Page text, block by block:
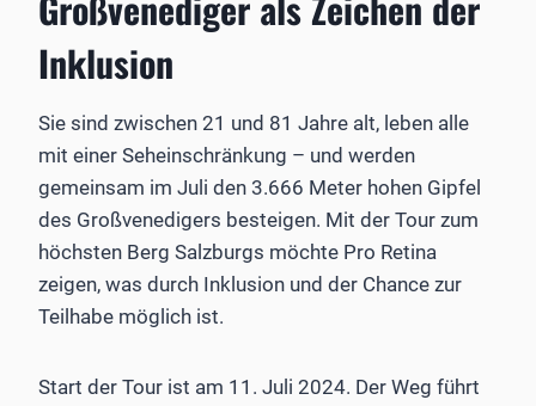
Inklusion
Sie sind zwischen 21 und 81 Jahre alt, leben alle
mit einer Seheinschränkung – und werden
gemeinsam im Juli den 3.666 Meter hohen Gipfel
des Großvenedigers besteigen. Mit der Tour zum
höchsten Berg Salzburgs möchte Pro Retina
zeigen, was durch Inklusion und der Chance zur
Teilhabe möglich ist.
Start der Tour ist am 11. Juli 2024. Der Weg führt